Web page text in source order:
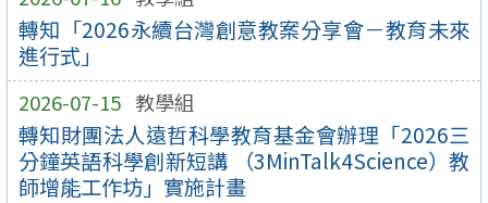
轉知「2026永續台灣創意教案分享會－教育未來
進行式」
2026-07-15 教學組
轉知財團法人遠哲科學教育基金會辦理「2026三
分鐘英語科學創新短講 （3MinTalk4Science）教
師增能工作坊」實施計畫